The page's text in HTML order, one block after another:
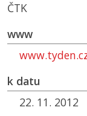
ČTK
www
k datu
22. 11. 2012